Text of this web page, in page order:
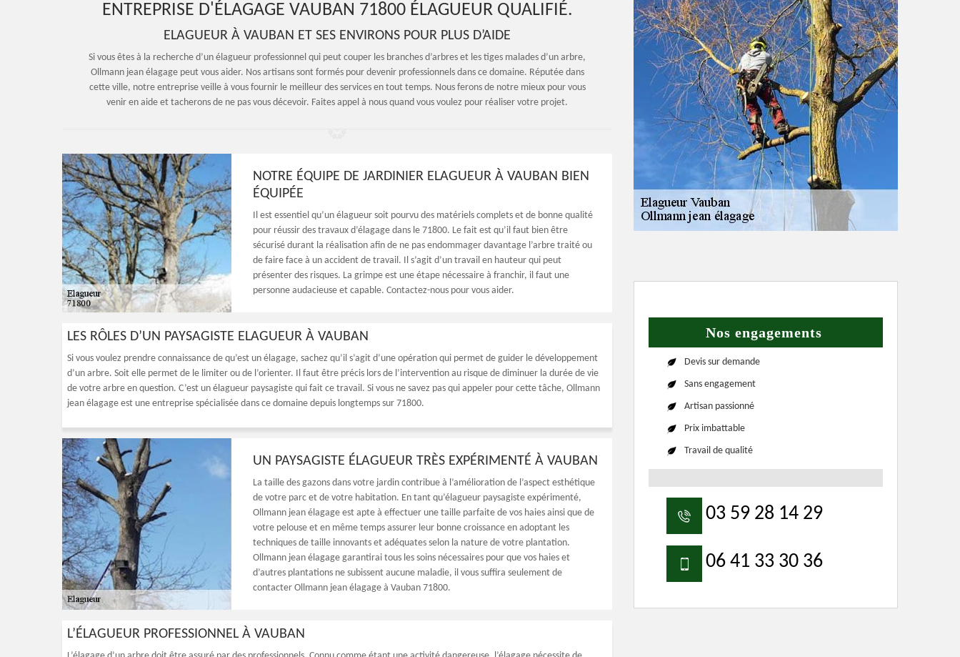
ENTREPRISE D'ÉLAGAGE VAUBAN 71800 ÉLAGUEUR QUALIFIÉ.
ELAGUEUR À VAUBAN ET SES ENVIRONS POUR PLUS D’AIDE
Si vous êtes à la recherche d’un élagueur professionnel qui peut couper les branches d’arbres et les tiges malades d’un arbre,
Ollmann jean élagage peut vous aider. Nos artisans sont formés pour devenir professionnels dans ce domaine. Réputée dans
cette ville, notre entreprise veille à vous fournir le meilleur des services en tout temps. Nous ferons de notre mieux pour vous
venir en aide et tacherons de ne pas vous décevoir. Faites appel à nous quand vous voulez pour réaliser votre projet.
NOTRE ÉQUIPE DE JARDINIER ELAGUEUR À VAUBAN BIEN
ÉQUIPÉE
Il est essentiel qu’un élagueur soit pourvu des matériels complets et de bonne qualité
pour réussir des travaux d’élagage dans le 71800. Le fait est qu’il faut bien être
sécurisé durant la réalisation afin de ne pas endommager davantage l’arbre traité ou
de faire face à un accident de travail. Il s’agit d’un travail en hauteur qui peut
présenter des risques. La grimpe est une étape nécessaire à franchir, il faut une
personne audacieuse et capable. Contactez-nous pour vous aider.
LES RÔLES D’UN PAYSAGISTE ELAGUEUR À VAUBAN
Si vous voulez prendre connaissance de qu’est un élagage, sachez qu’il s’agit d’une opération qui permet de guider le développement
d’un arbre. Soit elle permet de le limiter ou de l’orienter. Il faut être précis lors de l’intervention au risque de diminuer la durée de vie
de votre arbre en question. C’est un élagueur paysagiste qui fait ce travail. Si vous ne savez pas qui appeler pour cette tâche, Ollmann
jean élagage est une entreprise spécialisée dans ce domaine depuis longtemps sur 71800.
UN PAYSAGISTE ÉLAGUEUR TRÈS EXPÉRIMENTÉ À VAUBAN
La taille des gazons dans votre jardin contribue à l’amélioration de l’aspect esthétique
de votre parc et de votre habitation. En tant qu’élagueur paysagiste expérimenté,
Ollmann jean élagage est apte à effectuer une taille parfaite de vos haies ainsi que de
votre pelouse et en même temps assurer leur bonne croissance en adoptant les
techniques de taille innovants et adéquates selon la nature de votre plantation.
Ollmann jean élagage garantirai tous les soins nécessaires pour que vos haies et
d’autres plantations ne subissent aucune maladie, il vous suffira seulement de
contacter Ollmann jean élagage à Vauban 71800.
L’ÉLAGUEUR PROFESSIONNEL À VAUBAN
Nos engagements
Devis sur demande
Sans engagement
Artisan passionné
Prix imbattable
Travail de qualité
03 59 28 14 29
06 41 33 30 36